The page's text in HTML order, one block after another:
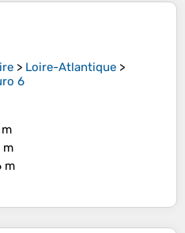
> Loire-Atlantique >
6
m
m